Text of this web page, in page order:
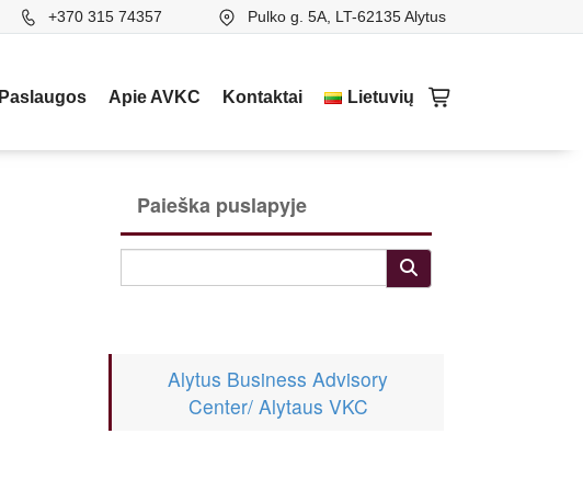
+370 315 74357 Pulko g. 5A, LT-62135 Alytus
Paslaugos Apie AVKC Kontaktai Lietuvių
Paieška puslapyje
Alytus Business Advisory
Center/ Alytaus VKC